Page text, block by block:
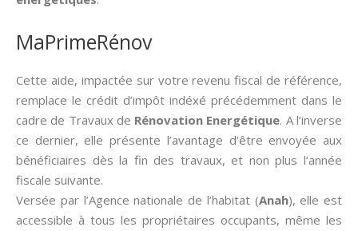
MaPrimeRénov
Cette aide, impactée sur votre revenu fiscal de référence,
remplace le crédit d’impôt indéxé précédemment dans le
cadre de Travaux de Rénovation Energétique. A l’inverse
ce dernier, elle présente l’avantage d’être envoyée aux
bénéficiaires dès la fin des travaux, et non plus l’année
fiscale suivante.
Versée par l’Agence nationale de l’habitat (Anah), elle est
accessible à tous les propriétaires occupants, même les